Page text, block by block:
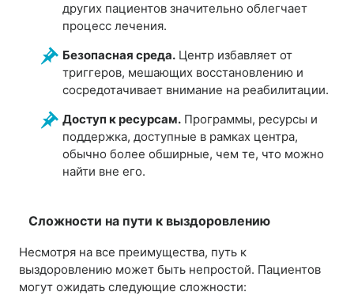
других пациентов значительно облегчает
процесс лечения.
Безопасная среда. Центр избавляет от
триггеров, мешающих восстановлению и
сосредотачивает внимание на реабилитации.
Доступ к ресурсам. Программы, ресурсы и
поддержка, доступные в рамках центра,
обычно более обширные, чем те, что можно
найти вне его.
Сложности на пути к выздоровлению
Несмотря на все преимущества, путь к
выздоровлению может быть непростой. Пациентов
могут ожидать следующие сложности: